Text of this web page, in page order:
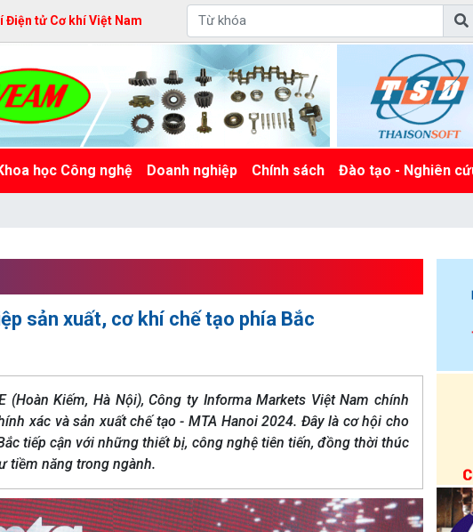
Điện tử Cơ khí Việt Nam
học Công nghệ Doanh nghiệp Chính sách Đào tạo - Nghiên
sản xuất, cơ khí chế tạo phía Bắc
Kiếm, Hà Nội), Công ty Informa Markets Việt Nam chính
xác và sản xuất chế tạo - MTA Hanoi 2024. Đây là cơ hội cho
tiếp cận với những thiết bị, công nghệ tiên tiến, đồng thời thúc
tiềm năng trong ngành.